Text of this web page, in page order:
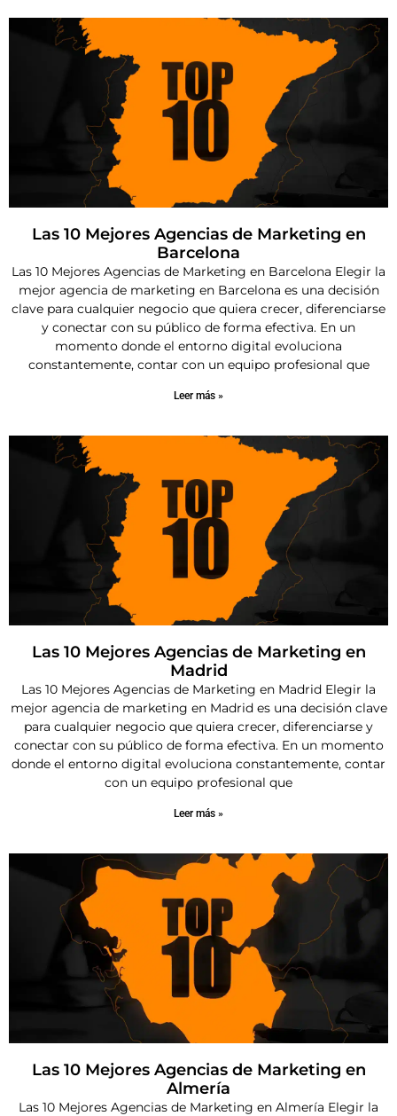
Las 10 Mejores Agencias de Marketing en
Barcelona
Las 10 Mejores Agencias de Marketing en Barcelona Elegir la
mejor agencia de marketing en Barcelona es una decisión
clave para cualquier negocio que quiera crecer, diferenciarse
y conectar con su público de forma efectiva. En un
momento donde el entorno digital evoluciona
constantemente, contar con un equipo profesional que
Leer más »
Las 10 Mejores Agencias de Marketing en
Madrid
Las 10 Mejores Agencias de Marketing en Madrid Elegir la
mejor agencia de marketing en Madrid es una decisión clave
para cualquier negocio que quiera crecer, diferenciarse y
conectar con su público de forma efectiva. En un momento
donde el entorno digital evoluciona constantemente, contar
con un equipo profesional que
Leer más »
Las 10 Mejores Agencias de Marketing en
Almería
Las 10 Mejores Agencias de Marketing en Almería Elegir la